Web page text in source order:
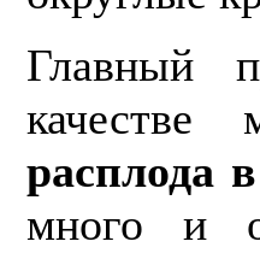
Главный
расплода в
много и